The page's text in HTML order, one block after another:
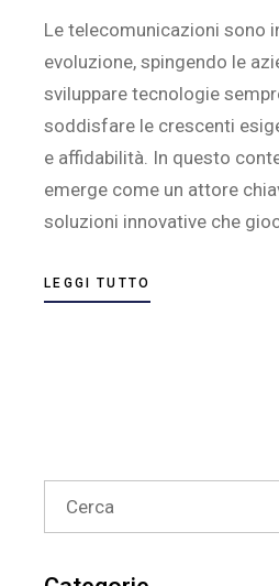
Le telecomunicazioni sono
evoluzione, spingendo le
sviluppare tecnologie
soddisfare le crescenti
e affidabilità. In questo
emerge come un attore
soluzioni innovative che
LEGGI TUTTO
Search
for: